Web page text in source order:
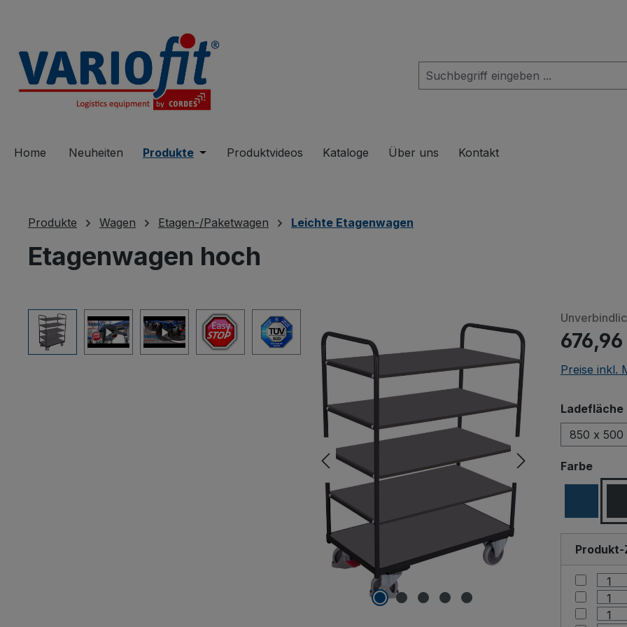
Home Neuheiten Produkte Öffne oder Schließe das Dropdown der Kategorie Produkte
Produktvideos Kataloge Über uns Kontakt
Produkte Wagen Etagen-/Paketwagen Leichte Etagenwagen
Etagenwagen hoch
Bildergalerie überspringen
Beim
andere
Drittanbieter
auf
Preise inkl.
Ladefläche
850 x 500
Farbe